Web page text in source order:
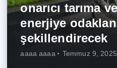
onarıcı tarıma
enerjiye
şekillendirecek
aaaa aaaa Temmuz 9, 2025